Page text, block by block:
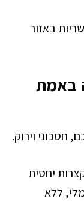
באזור
באמת
חסכוני וירוק.
יחסית
ללא